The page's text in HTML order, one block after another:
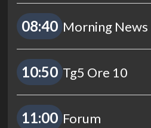
08:40 Morning News
10:50 Tg5 Ore 10
11:00 Forum